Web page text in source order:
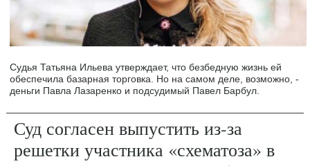
Судья Татьяна Ильева утверждает, что безбедную жизнь ей
обеспечила базарная торговка. Но на самом деле, возможно, -
деньги Павла Лазаренко и подсудимый Павел Барбул.
Суд согласен выпустить из-за
решетки участника «схематоза» в